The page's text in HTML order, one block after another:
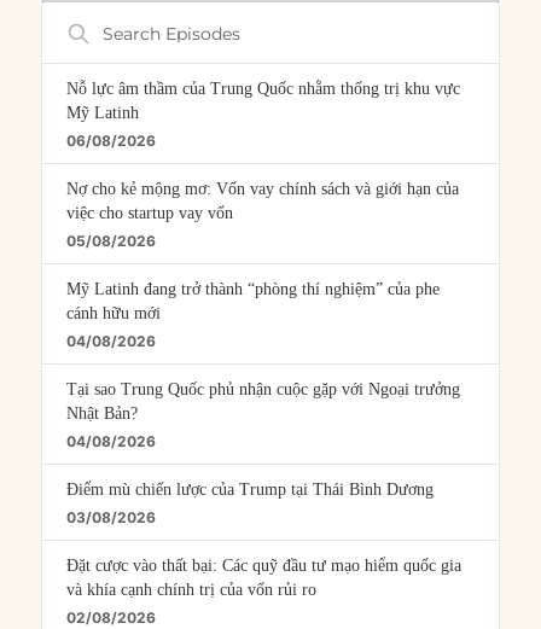
Search
Episodes
Nỗ lực âm thầm của Trung Quốc nhằm thống trị khu vực
Mỹ Latinh
06/08/2026
Nợ cho kẻ mộng mơ: Vốn vay chính sách và giới hạn của
việc cho startup vay vốn
05/08/2026
Mỹ Latinh đang trở thành “phòng thí nghiệm” của phe
cánh hữu mới
04/08/2026
Tại sao Trung Quốc phủ nhận cuộc gặp với Ngoại trưởng
Nhật Bản?
04/08/2026
Điểm mù chiến lược của Trump tại Thái Bình Dương
03/08/2026
Đặt cược vào thất bại: Các quỹ đầu tư mạo hiểm quốc gia
và khía cạnh chính trị của vốn rủi ro
02/08/2026